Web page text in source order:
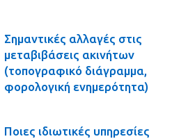
Σημαντικές αλλαγές στις
μεταβιβάσεις ακινήτων
(τοπογραφικό διάγραμμα,
φορολογική ενημερότητα)
Ποιες ιδιωτικές υπηρεσίες